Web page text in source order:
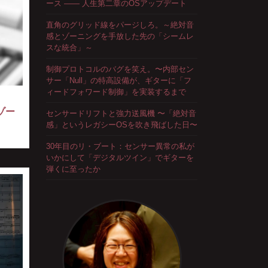
ー
ース —— 人生第二章のOSアップデート
直角のグリッド線をパージしろ。～絶対音
感とゾーニングを手放した先の「シームレ
スな統合」～
制御プロトコルのバグを笑え。〜内部セン
サー「Null」の特高設備が、ギターに「フ
ィードフォワード制御」を実装するまで
センサードリフトと強力送風機 〜「絶対音
感」というレガシーOSを吹き飛ばした日〜
30年目のリ・ブート：センサー異常の私が
いかにして「デジタルツイン」でギターを
弾くに至ったか